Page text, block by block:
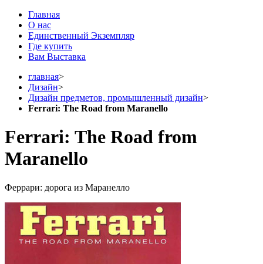
Главная
О нас
Единственный Экземпляр
Где купить
Вам Выставка
главная>
Дизайн>
Дизайн предметов, промышленный дизайн>
Ferrari: The Road from Maranello
Ferrari: The Road from
Maranello
Феррари: дорога из Маранелло